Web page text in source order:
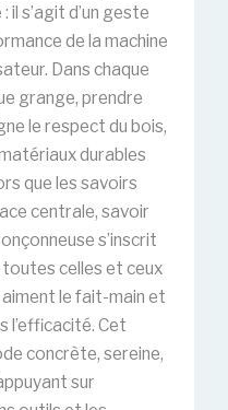
s’agit d’un geste
de la machine
Dans chaque
grange, prendre
le respect du bois,
durables
que les savoirs
centrale, savoir
s’inscrit
celles et ceux
le fait-main et
l’efficacité. Cet
concrète, sereine,
sur